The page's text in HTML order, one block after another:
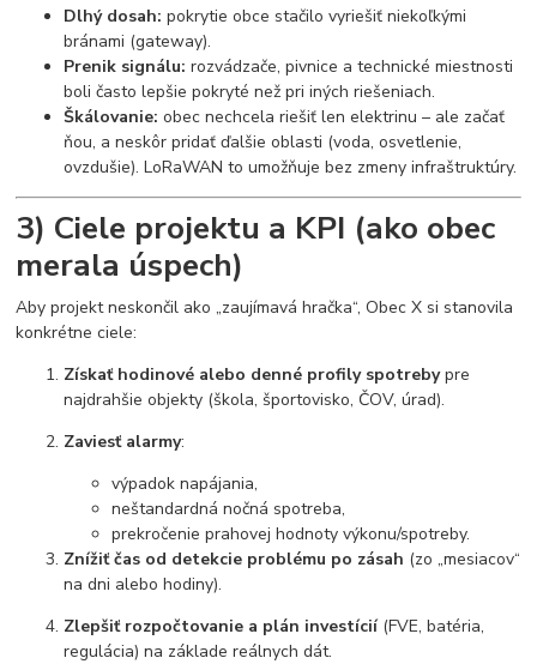
Dlhý dosah: pokrytie obce stačilo vyriešiť niekoľkými
bránami (gateway).
Prenik signálu: rozvádzače, pivnice a technické miestnosti
boli často lepšie pokryté než pri iných riešeniach.
Škálovanie: obec nechcela riešiť len elektrinu – ale začať
ňou, a neskôr pridať ďalšie oblasti (voda, osvetlenie,
ovzdušie). LoRaWAN to umožňuje bez zmeny infraštruktúry.
3) Ciele projektu a KPI (ako obec
merala úspech)
Aby projekt neskončil ako „zaujímavá hračka“, Obec X si stanovila
konkrétne ciele:
Získať hodinové alebo denné profily spotrebypre
najdrahšie objekty (škola, športovisko, ČOV, úrad).
Zaviesť alarmy:
výpadok napájania,
neštandardná nočná spotreba,
prekročenie prahovej hodnoty výkonu/spotreby.
Znížiť čas od detekcie problému po zásah (zo „mesiacov“
na dni alebo hodiny).
Zlepšiť rozpočtovanie a plán investícií(FVE, batéria,
regulácia) na základe reálnych dát.